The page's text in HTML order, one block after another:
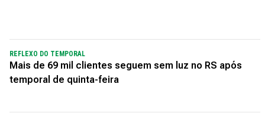
REFLEXO DO TEMPORAL
Mais de 69 mil clientes seguem sem luz no RS após
temporal de quinta-feira